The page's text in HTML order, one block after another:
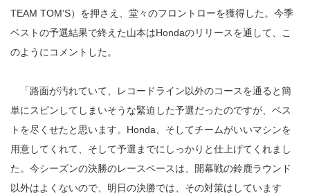
TEAM TOM’S）を押さえ、堂々のフロントローを獲得した。今季
ベストの予選結果で終えた山本はHondaのリリースを通して、こ
のようにコメントした。
「路面が汚れていて、レコードライン以外のコースを通ると簡
単にスピンしてしまいそうな緊迫した予選だったのですが、ベス
トを尽くせたと思います。Honda、そしてチームがいいマシンを
用意してくれて、そして予選までにしっかりと仕上げてくれまし
た。今シーズンの決勝のレースペースは、開幕戦の鈴鹿ラウンド
以外はよくないので、明日の決勝では、その対策はしています